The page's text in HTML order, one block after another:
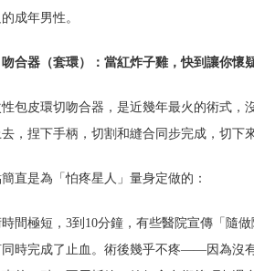
成年男性。
吻合器（套環）：當紅炸子雞，快到讓你懷
包皮環切吻合器，是近幾年最火的術式
，捏下手柄，切割和縫合同步完成，切下
直是為「怕疼星人」量身定做的：
間極短，3到10分鐘，有些醫院宣傳「隨
時完成了止血。術後幾乎不疼——因為沒